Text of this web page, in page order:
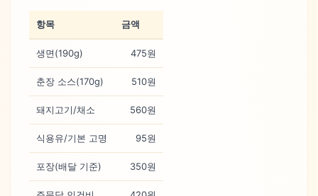
항목 금액
생면(190g) 475원
춘장 소스(170g) 510원
돼지고기/채소 560원
식용유/기본 고명 95원
포장(배달 기준) 350원